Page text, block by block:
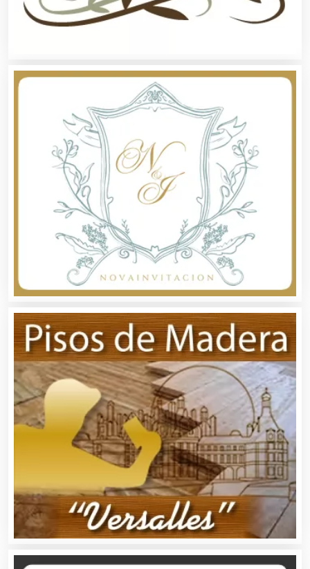
Asociaciones Empresariales
Audio, Sonido e Iluminación
Audios para Eventos
Autobuses
Automatización
Autopartes Eléctricas
Avaluos
Balnearios
Bancos
Banquetes